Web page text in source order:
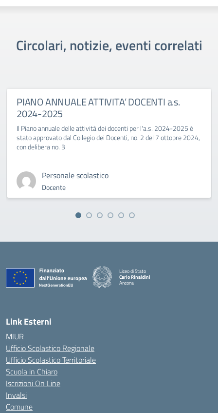
Circolari, notizie, eventi correlati
PIANO ANNUALE ATTIVITA’ DOCENTI a.s.
2024-2025
Il Piano annuale delle attività dei docenti per l'a.s. 2024-2025 è
stato approvato dal Collegio dei Docenti, no. 2 del 7 ottobre 2024,
con delibera no. 3
Personale scolastico
Docente
Liceo di Stato
Carlo Rinaldini
Ancona
Link Esterni
MIUR
Ufficio Scolastico Regionale
Ufficio Scolastico Territoriale
Scuola in Chiaro
Iscrizioni On Line
Invalsi
Comune